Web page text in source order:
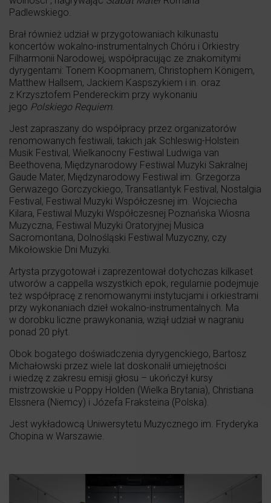
Padlewskiego.
Brał również udział w przygotowaniach kilkunastu
koncertów wokalno-instrumentalnych Chóru i Orkiestry
Filharmonii Narodowej, współpracując ze znakomitymi
dyrygentami: Tonem Koopmanem, Christophem Königem,
Matthew Hallsem, Jackiem Kaspszykiem i in. oraz
z Krzysztofem Pendereckim przy wykonaniu
jego Polskiego Requiem.
Jest zapraszany do współpracy przez organizatorów
renomowanych festiwali, takich jak Schleswig-Holstein
Musik Festival, Wielkanocny Festiwal Ludwiga van
Beethovena, Międzynarodowy Festiwal Muzyki Sakralnej
Gaude Mater, Międzynarodowy Festiwal im. Grzegorza
Gerwazego Gorczyckiego, Transatlantyk Festival, Nostalgia
Festival, Festiwal Muzyki Współczesnej im. Wojciecha
Kilara, Festiwal Muzyki Współczesnej Poznańska Wiosna
Muzyczna, Festiwal Muzyki Oratoryjnej Musica
Sacromontana, Dolnośląski Festiwal Muzyczny, czy
Mikołowskie Dni Muzyki.
Artysta przygotował i zaprezentował dotychczas kilkaset
utworów a cappella wszystkich epok, regularnie podejmuje
też współpracę z renomowanymi instytucjami i orkiestrami
przy wykonaniach dzieł wokalno-instrumentalnych. Ma
w dorobku liczne prawykonania, wziął udział w nagraniu
ponad 20 płyt.
Obok bogatego doświadczenia dyrygenckiego, Bartosz
Michałowski przez wiele lat doskonalił umiejętności
i wiedzę z zakresu emisji głosu – ukończył kursy
mistrzowskie u Poppy Holden (Wielka Brytania), Christiana
Elssnera (Niemcy) i Józefa Fraksteina (Polska).
Jest wykładowcą Uniwersytetu Muzycznego im. Fryderyka
Chopina w Warszawie.